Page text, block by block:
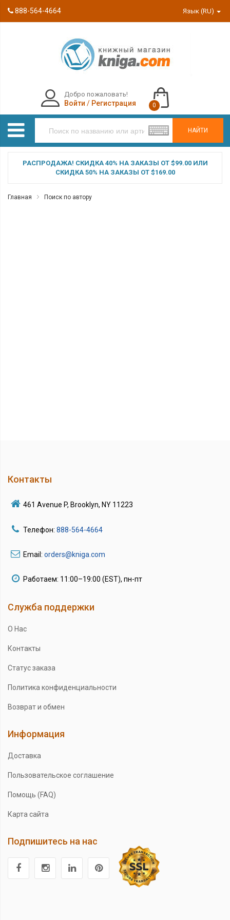
888-564-4664 Язык (RU)
НАЙТИ
Добро пожаловать!
Войти / Регистрация 0
РАСПРОДАЖА! СКИДКА 40% НА ЗАКАЗЫ ОТ $99.00 ИЛИ
СКИДКА 50% НА ЗАКАЗЫ ОТ $169.00
Главная Поиск по автору
Контакты
461 Avenue P, Brooklyn, NY 11223
Телефон: 888-564-4664
Email: orders@kniga.com
Работаем: 11:00–19:00 (EST), пн-пт
Служба поддержки
О Нас
Контакты
Статус заказа
Политика конфиденциальности
Возврат и обмен
Информация
Доставка
Пользовательское соглашение
Помощь (FAQ)
Карта сайта
Подпишитесь на нас